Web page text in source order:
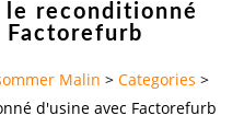
le reconditionné
Factorefurb
Malin > Categories >
d'usine avec Factorefurb